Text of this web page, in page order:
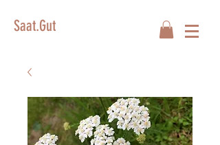
Saat.Gut